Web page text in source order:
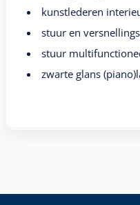
kunstlederen
stuur en
stuur
zwarte glans